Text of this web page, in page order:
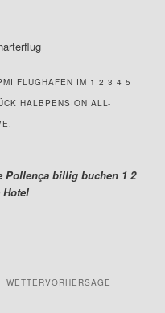
FLUGHAFEN IM 1 2 3 4 5
HALBPENSION ALL-
Pollença billig buchen 1 2
Hotel
WETTERVORHERSAGE